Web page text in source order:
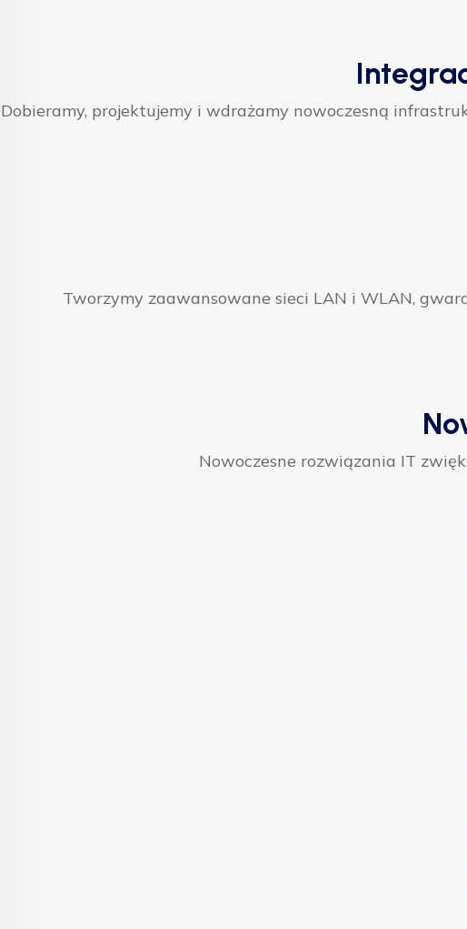
Dobieramy, projektujemy i wdrażamy nowoczesną
Tworzymy zaawansowane sieci LAN i WLAN,
Nowoczesne rozwiązania IT